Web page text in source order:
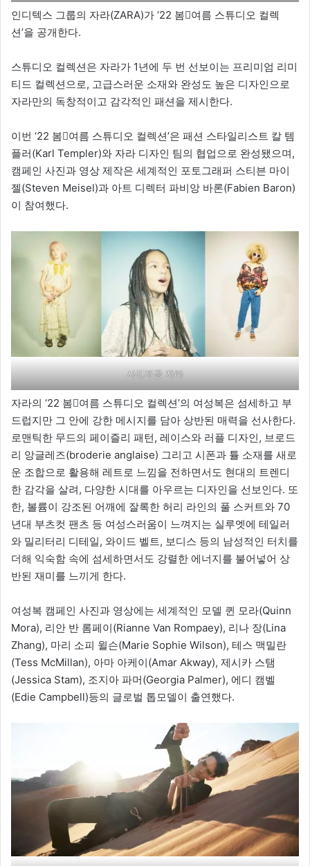
인디텍스 그룹의 자라(ZARA)가 ‘22 봄여름 스튜디오 컬렉
션’을 공개한다.
스튜디오 컬렉션은 자라가 1년에 두 번 선보이는 프리미엄 리미
티드 컬렉션으로, 고급스러운 소재와 완성도 높은 디자인으로
자라만의 독창적이고 감각적인 패션을 제시한다.
이번 ‘22 봄여름 스튜디오 컬렉션’은 패션 스타일리스트 칼 템
플러(Karl Templer)와 자라 디자인 팀의 협업으로 완성됐으며,
캠페인 사진과 영상 제작은 세계적인 포토그래퍼 스티븐 마이
젤(Steven Meisel)과 아트 디렉터 파비앙 바론(Fabien Baron)
이 참여했다.
사진제공 자라
자라의 ‘22 봄여름 스튜디오 컬렉션’의 여성복은 섬세하고 부
드럽지만 그 안에 강한 메시지를 담아 상반된 매력을 선사한다.
로맨틱한 무드의 페이즐리 패턴, 레이스와 러플 디자인, 브로드
리 앙글레즈(broderie anglaise) 그리고 시폰과 튤 소재를 새로
운 조합으로 활용해 레트로 느낌을 전하면서도 현대의 트렌디
한 감각을 살려, 다양한 시대를 아우르는 디자인을 선보인다. 또
한, 볼륨이 강조된 어깨에 잘록한 허리 라인의 풀 스커트와 70
년대 부츠컷 팬츠 등 여성스러움이 느껴지는 실루엣에 테일러
와 밀리터리 디테일, 와이드 벨트, 보디스 등의 남성적인 터치를
더해 익숙함 속에 섬세하면서도 강렬한 에너지를 불어넣어 상
반된 재미를 느끼게 한다.
여성복 캠페인 사진과 영상에는 세계적인 모델 퀸 모라(Quinn
Mora), 리안 반 롬페이(Rianne Van Rompaey), 리나 장(Lina
Zhang), 마리 소피 윌슨(Marie Sophie Wilson), 테스 맥밀란
(Tess McMillan), 아마 아케이(Amar Akway), 제시카 스탬
(Jessica Stam), 조지아 파머(Georgia Palmer), 에디 캠벨
(Edie Campbell)등의 글로벌 톱모델이 출연했다.